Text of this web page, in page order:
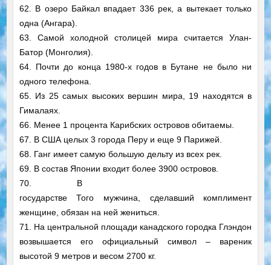
62. В озеро Байкал впадает 336 рек, а вытекает только
одна (Ангара).
63. Самой холодной столицей мира считается Улан-
Батор (Монголия).
64. Почти до конца 1980-х годов в Бутане не было ни
одного телефона.
65. Из 25 самых высоких вершин мира, 19 находятся в
Гималаях.
66. Менее 1 процента Карибских островов обитаемы.
67. В США целых 3 города Перу и еще 9 Парижей.
68. Ганг имеет самую большую дельту из всех рек.
69. В состав Японии входит более 3900 островов.
70. В
государстве Того мужчина, сделавший комплимент
женщине, обязан на ней жениться.
71. На центральной площади канадского городка Глэндон
возвышается его официальный символ – вареник
высотой 9 метров и весом 2700 кг.